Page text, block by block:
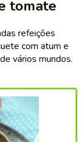
tomate
refeições
com atum e
vários mundos.